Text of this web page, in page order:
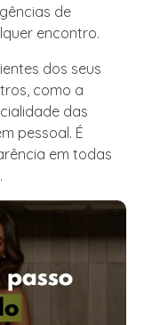
de
encontro.
dos seus
como a
das
pessoal. É
em todas